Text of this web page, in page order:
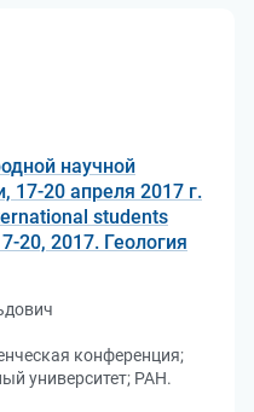
научной
17-20 апреля 2017 г.
students
20, 2017. Геология
конференция;
университет; РАН.